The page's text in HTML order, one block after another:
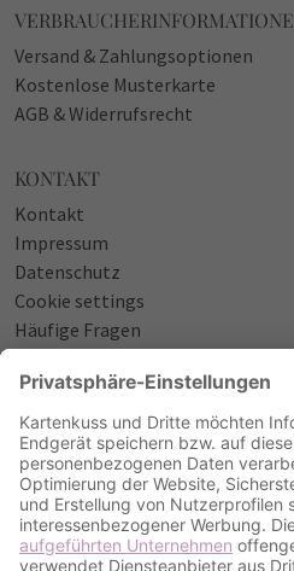
Versand & Zahlungsoptionen
Kostenlose Musterkarte
AGB & Widerrufsrecht
KONTAKT
Kontakt
Impressum
Datenschutz
Cookie settings
Häufige Fragen
NÜTZLICHES
Sprüche zur Geburt
Einladungstexte zum Geburtstag
Einladungstexte zur
Qualität & Umschläge